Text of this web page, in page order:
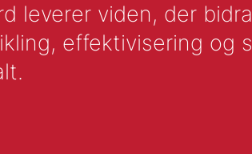
leverer viden, der
effektivisering og